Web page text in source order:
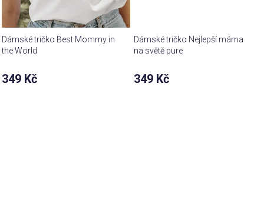
Dámské tričko Best Mommy in
the World
349 Kč
Dámské tričko Nejlepší máma
na světě pure
Průměrné
hodnocení
349 Kč